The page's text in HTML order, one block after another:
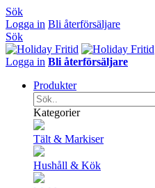
Sök
Logga in Bli återförsäljare
Sök
Logga in Bli återförsäljare
Produkter
Kategorier
Tält & Markiser
Hushåll & Kök